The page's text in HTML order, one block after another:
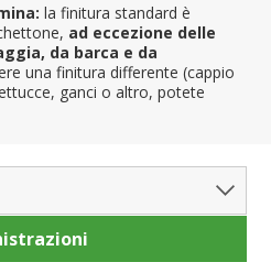
la finitura standard è
ad eccezione delle
da barca e da
una finitura differente (cappio
ganci o altro, potete